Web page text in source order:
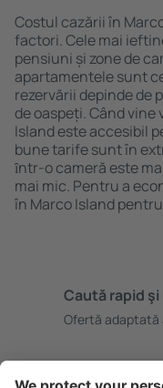
Costul cazării în
factori. Cele mai
pensiuni și zone de
apartamentele sunt
rezervării depinde de
de oaspeți. Când vine
Island este accesibil
bune tarife sunt în
ȋntr-o cameră este
mai mic. Pentru a
în Marco Island
Caută rapid
Ofertă